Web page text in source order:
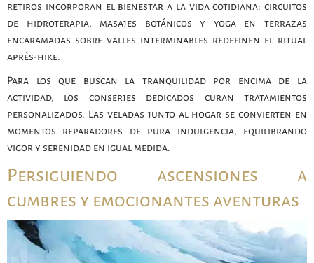
retiros incorporan el bienestar a la vida cotidiana: circuitos
de hidroterapia, masajes botánicos y yoga en terrazas
encaramadas sobre valles interminables redefinen el ritual
après-hike.
Para los que buscan la tranquilidad por encima de la
actividad, los conserjes dedicados curan tratamientos
personalizados. Las veladas junto al hogar se convierten en
momentos reparadores de pura indulgencia, equilibrando
vigor y serenidad en igual medida.
Persiguiendo ascensiones a
cumbres y emocionantes aventuras